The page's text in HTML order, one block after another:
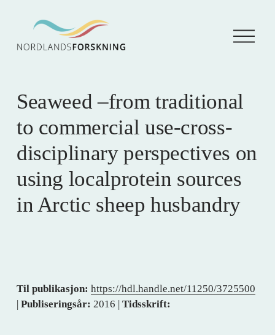
Å
p
Seaweed –from traditional
to commercial use-cross-
disciplinary perspectives on
using localprotein sources
in Arctic sheep husbandry
Til publikasjon: https://hdl.handle.net/11250/3725500
Publiseringsår: 2016 | Tidsskrift: